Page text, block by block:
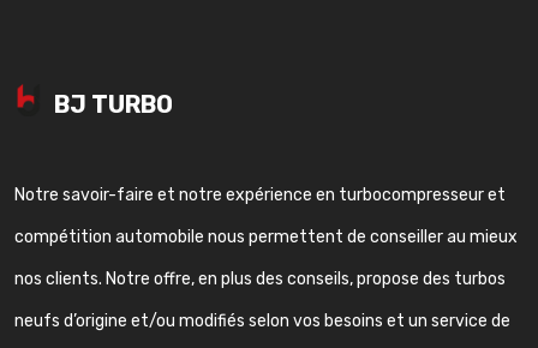
BJ TURBO
Notre savoir-faire et notre expérience en turbocompresseur et
compétition automobile nous permettent de conseiller au mieux
nos clients. Notre offre, en plus des conseils, propose des turbos
neufs d’origine et/ou modifiés selon vos besoins et un service de